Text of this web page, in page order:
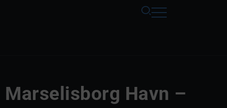
Marselisborg Havn –